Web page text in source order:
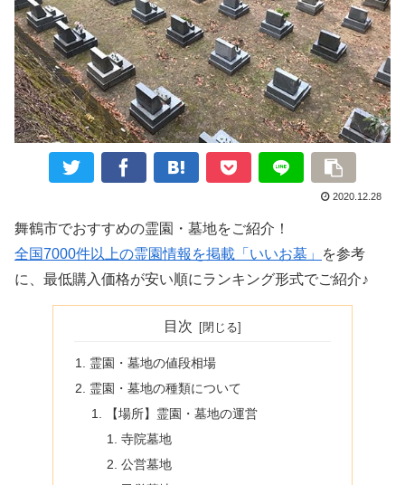
2020.12.28
舞鶴市でおすすめの霊園・墓地をご紹介！
全国7000件以上の霊園情報を掲載「いいお墓」
を参考
に、最低購入価格が安い順にランキング形式でご紹介♪
目次
霊園・墓地の値段相場
霊園・墓地の種類について
【場所】霊園・墓地の運営
寺院墓地
公営墓地